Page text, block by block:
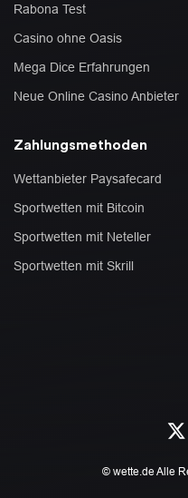
Rabona Test
Casino ohne Oasis
Mega Dice Erfahrungen
Neue Online Casino Anbieter
Zahlungsmethoden
Wettanbieter Paysafecard
Sportwetten mit Bitcoin
Sportwetten mit Neteller
Sportwetten mit Skrill
© wette.de Alle